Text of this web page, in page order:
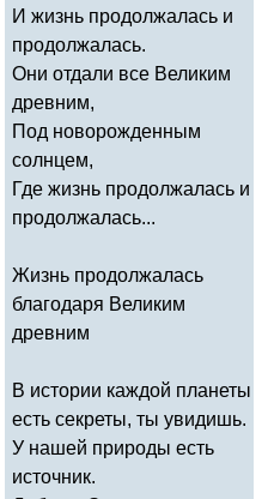
И жизнь продолжалась и
продолжалась.
Они отдали все Великим
древним,
Под новорожденным
солнцем,
Где жизнь продолжалась и
продолжалась...
Жизнь продолжалась
благодаря Великим
древним
В истории каждой планеты
есть секреты, ты увидишь.
У нашей природы есть
источник.